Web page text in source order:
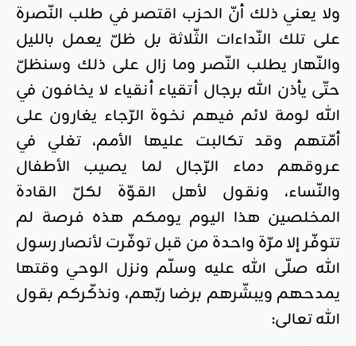
ولا يعني ذلك أنّ الحزب اقتصر في طلب النّصرة
على تلك النّداءات الثّلاثة بل ظلّ يعمل بالليل
والنّهار يطلب النّصر وما زال على ذلك وسنظلّ
حتّى يأذن الله برجال أتقياء أنقياء لا يخافون في
الله لومة لائم فيهم نخوة الرّجاء يغارون على
أمّتهم وقد تكالبت عليها الأمم، تغلي في
عروقهم دماء الرّجال لما يصيب الأطفال
والنّساء، ونقول لأهل القوّة لكلّ القادة
المخلصين هذا اليوم يومكم هذه فرصة لم
تتوفّر إلا مرّة واحدة من قبل توفّرت لأنصار رسول
الله صلّى الله عليه وسلّم ونزل الوحي وقتها
يمدحهم ويبشّرهم برضا ربّهم، ونذكّركم بقول
الله تعالى: